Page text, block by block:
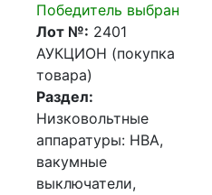
Победитель выбран
Лот №: 2401
АУКЦИОН (покупка
товара)
Раздел:
Низковольтные
аппаратуры: НВА,
вакумные
выключатели,